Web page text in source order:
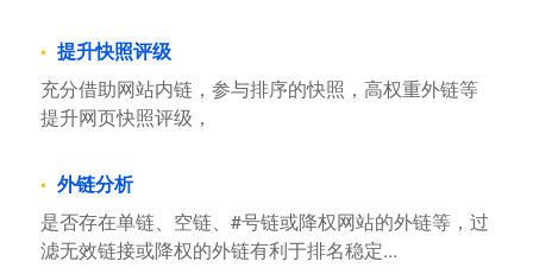
提升快照评级
充分借助网站内链，参与排序的快照，高权重外链等
提升网页快照评级，
外链分析
是否存在单链、空链、#号链或降权网站的外链等，过
滤无效链接或降权的外链有利于排名稳定...